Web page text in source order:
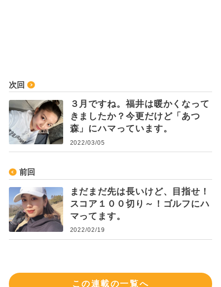
次回
３月ですね。福井は暖かくなって
きましたか？今更だけど「あつ
森」にハマっています。
2022/03/05
前回
まだまだ先は長いけど、目指せ！
スコア１００切り～！ゴルフにハ
マってます。
2022/02/19
この連載の一覧へ